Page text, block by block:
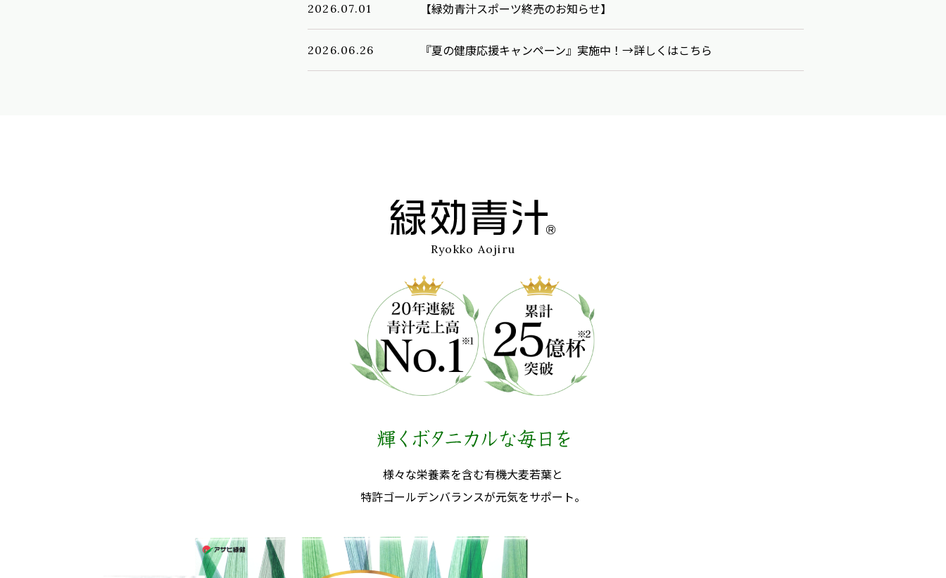
2026.07.01 【緑効青汁スポーツ終売のお知らせ】
2026.06.26 『夏の健康応援キャンペーン』実施中！→詳しくはこちら
しました。
青汁を使ったおいしいレシピ『アスパラベーコンの洋風焼うどん』を追加し
ました。
2026.03.26
青汁を使ったおいしいレシピ『豚肉と新玉ねぎのピリ辛南蛮』を追加しまし
た。
2026.02.26
青汁を使ったおいしいレシピ『キャベツのぷるぷる水餃子』を追加しまし
た。
青汁を使ったおいしいレシピ『ふんわりみかんケーキ』を追加しました。
Ryokko Aojiru
様々な栄養素を含む有機大麦若葉と
特許ゴールデンバランスが元気をサポート。